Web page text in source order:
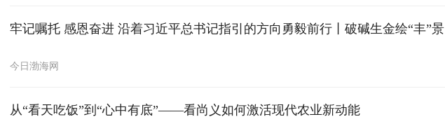
牢记嘱托 感恩奋进 沿着习近平总书记指引的方向勇毅前行丨破碱生金绘“丰”景
今日渤海网
从“看天吃饭”到“心中有底”——看尚义如何激活现代农业新动能